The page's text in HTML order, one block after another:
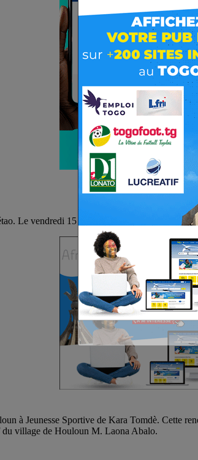
Le vendredi 15 mars sur , le CEG Kétao
à Jeunesse Sportive de Kara Tomdè. Cette
du village de Houloun M. Laona Abalo.